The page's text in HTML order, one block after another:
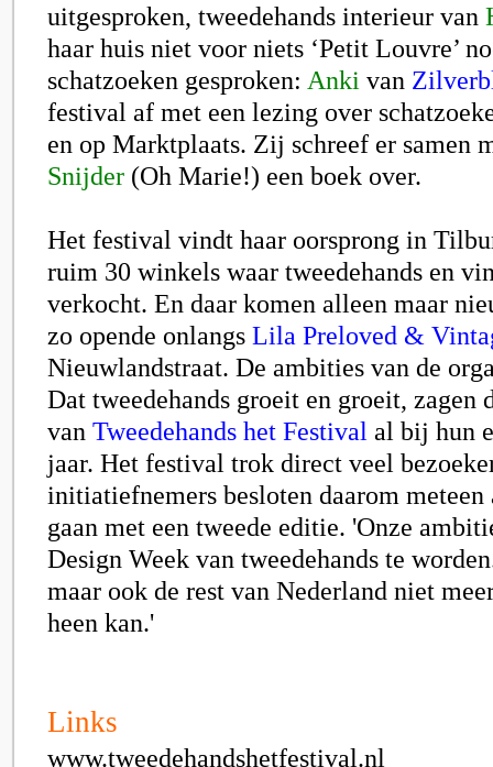
uitgesproken, tweedehands interieur van
haar huis niet voor niets ‘Petit Louvre’
schatzoeken gesproken: Anki van
festival af met een lezing over
en op Marktplaats. Zij schreef er samen
Snijder (Oh Marie!) een boek over.
Het festival vindt haar oorsprong in
ruim 30 winkels waar tweedehands en
verkocht. En daar komen alleen maar
zo opende onlangs Lila Preloved &
Nieuwlandstraat. De ambities van de
Dat tweedehands groeit en groeit, zagen
van Tweedehands het Festival al bij hun
jaar. Het festival trok direct veel
initiatiefnemers besloten daarom meteen
gaan met een tweede editie. 'Onze
Design Week van tweedehands te
maar ook de rest van Nederland niet
heen kan.'
Links
www.tweedehandshetfestival.nl